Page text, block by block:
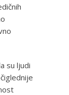
su ljudi